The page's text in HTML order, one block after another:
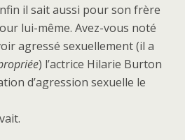
il sait aussi pour son frère
lui-même. Avez-vous noté
agressé sexuellement (il a
) l’actrice Hilarie Burton
d’agression sexuelle le